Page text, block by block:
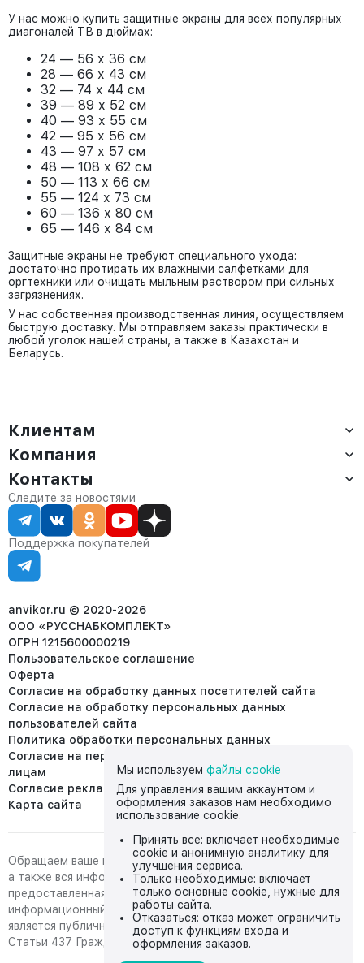
У нас можно купить защитные экраны для всех популярных
диагоналей ТВ в дюймах:
24 — 56 х 36 см
28 — 66 х 43 см
32 — 74 х 44 см
39 — 89 х 52 см
40 — 93 х 55 см
42 — 95 х 56 см
43 — 97 х 57 см
48 — 108 х 62 см
50 — 113 х 66 см
55 — 124 х 73 см
60 — 136 х 80 см
65 — 146 х 84 см
Защитные экраны не требуют специального ухода:
достаточно протирать их влажными салфетками для
оргтехники или очищать мыльным раствором при сильных
загрязнениях.
У нас собственная производственная линия, осуществляем
быструю доставку. Мы отправляем заказы практически в
любой уголок нашей страны, а также в Казахстан и
Беларусь.
Клиентам
Доставка
Оплата
Сервис
Статус заказа
Статьи
Компания
О компании
Контакты
Партнёрам
Контакты
Отдел продаж:
8 (800) 234-22-62
corp@anvikor.ru
Ежедневно, с 7:00-19:00 (МСК)
Отдел рекламации:
8 (953) 455-25-61
Следите за новостями
Поддержка покупателей
anvikor.ru © 2020-2026
ООО «РУССНАБКОМПЛЕКТ»
ОГРН 1215600000219
Пользовательское соглашение
Оферта
Согласие на обработку данных посетителей сайта
Согласие на обработку персональных данных
пользователей сайта
Политика обработки персональных данных
Согласие на передачу персональных данных третьим
лицам
Согласие реклама
Карта сайта
Обращаем ваше внимание на то, что данный интернет-сайт,
а также вся информация о товарах и ценах,
предоставленная на нём, носит исключительно
информационный характер и ни при каких условиях не
является публичной офертой, определяемой положениями
Статьи 437 Гражданского кодекса Российской Федерации.
Мы используем файлы cookie
Для управления вашим аккаунтом и
оформления заказов нам необходимо
использование cookie.
Принять все: включает необходимые
cookie и анонимную аналитику для
улучшения сервиса.
Только необходимые: включает
только основные cookie, нужные для
работы сайта.
Отказаться: отказ может ограничить
доступ к функциям входа и
оформления заказов.